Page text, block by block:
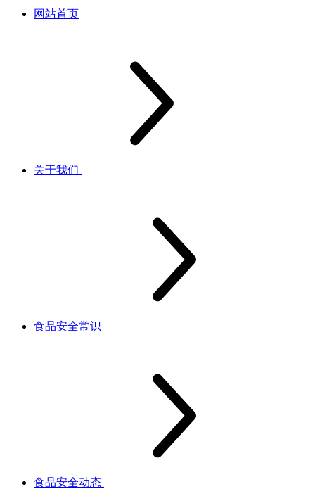
网站首页
关于我们
食品安全常识
食品安全动态